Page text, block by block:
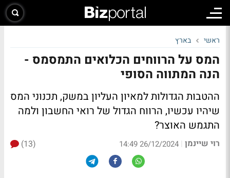
ראשי בארץ
המס על הרווחים הכלואים התמסמס -
הנה המתווה הסופי
ההטבות הגדולות למאיון העליון במשק, תכנוני המס
שיהיו עכשיו, הרווח הגדול של רואי החשבון ולמה
התגמש האוצר?
רוי שיינמן |
26/12/2024 14:49
(13)